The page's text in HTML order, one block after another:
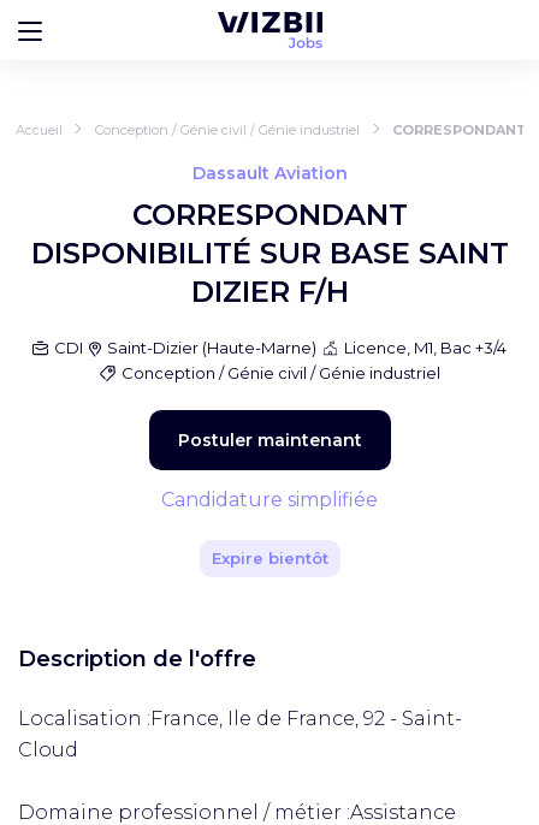
Accueil Conception / Génie civil / Génie industriel CORRESPONDANT
Dassault Aviation
CORRESPONDANT
DISPONIBILITÉ SUR BASE SAINT
DIZIER F/H
CDI Saint-Dizier(Haute-Marne)
Licence, M1, Bac +3/4
Conception / Génie civil / Génie industriel
Postuler maintenant
Candidature simplifiée
Expire bientôt
Description de l'offre
Localisation :France, Ile de France, 92 - Saint-
Cloud
Domaine professionnel / métier :Assistance